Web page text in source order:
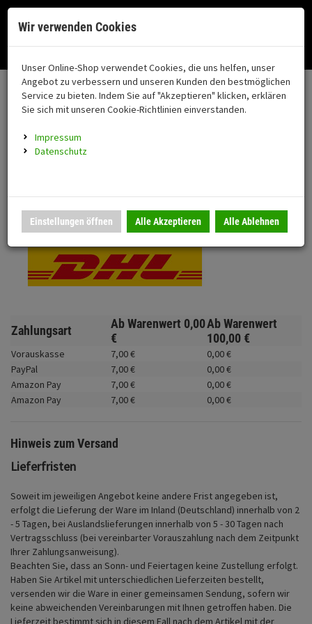
Fahrzeugteile
Alle Kategorien
FAHRZEUGTEILE
Montageständer
Beleuchtung
Fahrwerk
Zubehör
Merchandise
Neuheiten
coming soon
Anmelden | Registrieren Merkzettel
Ihr Warenkorb ist momentan leer.
Ergebnisse () Fertig
Nutzung unserer Dienste erklären Sie sich damit einverstanden!
Okay Datenschutz
Menü
Motorrad auswählen
Versand & Lieferung
Bitte wählen Sie Ihr Lieferland.
DHL National
Zahlungsart Ab Warenwert 0,00
€
Ab Warenwert
100,00 €
Vorauskasse 7,00€ 0,00€
PayPal
7,00€ 0,00€
Amazon Pay
7,00€ 0,00€
Amazon Pay
7,00€ 0,00€
Hinweis zum Versand
Lieferfristen
Soweit im jeweiligen Angebot keine andere Frist angegeben ist,
erfolgt die Lieferung der Ware im Inland (Deutschland) innerhalb von 2
- 5 Tagen, bei Auslandslieferungen innerhalb von 5 - 30 Tagen nach
Vertragsschluss (bei vereinbarter Vorauszahlung nach dem Zeitpunkt
Ihrer Zahlungsanweisung).
Beachten Sie, dass an Sonn- und Feiertagen keine Zustellung erfolgt.
Haben Sie Artikel mit unterschiedlichen Lieferzeiten bestellt,
versenden wir die Ware in einer gemeinsamen Sendung, sofern wir
keine abweichenden Vereinbarungen mit Ihnen getroffen haben. Die
Lieferzeit bestimmt sich in diesem Fall nach dem Artikel mit der
Wir verwenden Cookies
Unser Online-Shop verwendet Cookies, die uns helfen, unser
Angebot zu verbessern und unseren Kunden den bestmöglichen
Service zu bieten. Indem Sie auf "Akzeptieren" klicken, erklären
Sie sich mit unseren Cookie-Richtlinien einverstanden.
Impressum
Datenschutz
Einstellungen öffnen Alle Akzeptieren Alle Ablehnen